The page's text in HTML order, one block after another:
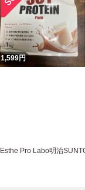
1,599円
Esthe Pro Labo明治